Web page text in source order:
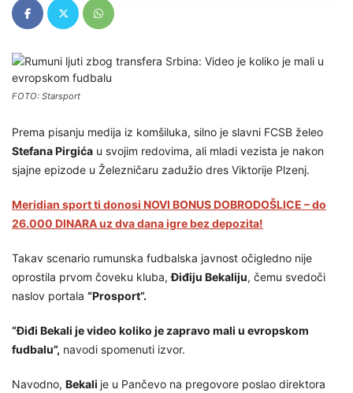
FOTO: Starsport
Prema pisanju medija iz komšiluka, silno je slavni FCSB želeo
Stefana Pirgića u svojim redovima, ali mladi vezista je nakon
sjajne epizode u Železničaru zadužio dres Viktorije Plzenj.
Meridian sport ti donosi NOVI BONUS DOBRODOŠLICE – do
26.000 DINARA uz dva dana igre bez depozita!
Takav scenario rumunska fudbalska javnost očigledno nije
oprostila prvom čoveku kluba,Điđiju Bekaliju, čemu svedoči
naslov portala “Prosport”.
“Điđi Bekali je video koliko je zapravo mali u evropskom
fudbalu”, navodi spomenuti izvor.
Navodno, Bekali je u Pančevo na pregovore poslao direktora